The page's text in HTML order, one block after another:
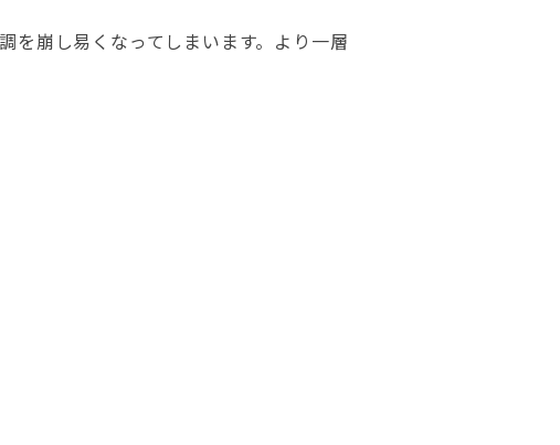
を崩し易くなってしまいます。より一層